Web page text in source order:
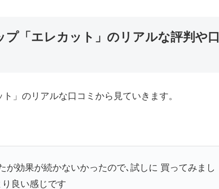
「エレカット」のリアルな評判や口
」のリアルな口コミから見ていきます。
が効果が続かないかったので､試しに 買ってみまし
良い感じです